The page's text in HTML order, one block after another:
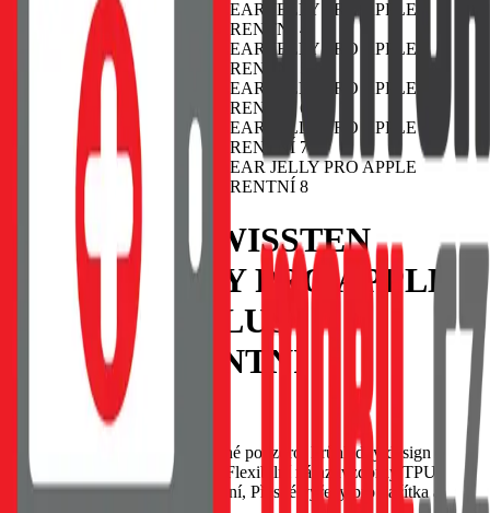
POUZDRO SWISSTEN
CLEAR JELLY PRO APPLE
IPHONE 16 PLUS
TRANSPARENTNÍ
8595217487833
SWISSTEN Clear Jelly ochranné pouzdro, Průhledný design
zachovává vzhled smartphone, Flexibilní nárazuvzdorný TPU
materiál, Tenké a lehké provedení, Přesné výřezy pro tlačítka a